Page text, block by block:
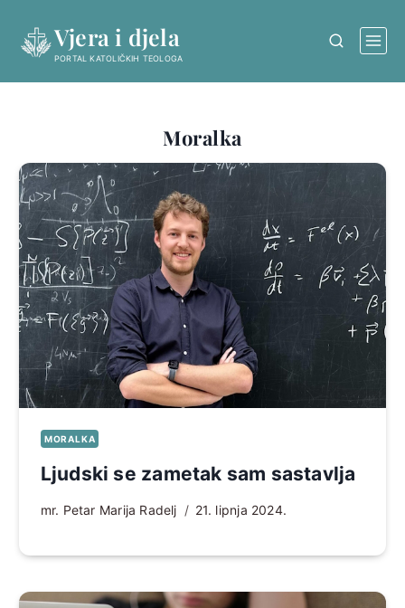
content
Vjera i djela
PORTAL KATOLIČKIH TEOLOGA
Moralka
MORALKA
Ljudski se zametak sam sastavlja
mr. Petar Marija Radelj 21. lipnja 2024.